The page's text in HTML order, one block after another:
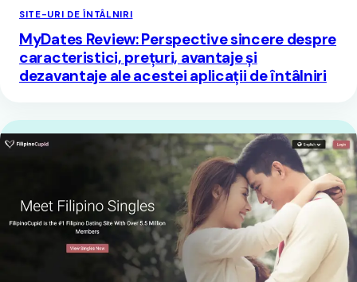
SITE-URI DE ÎNTÂLNIRI
MyDates Review: Perspective sincere despre
caracteristici, prețuri, avantaje și
dezavantaje ale acestei aplicații de întâlniri